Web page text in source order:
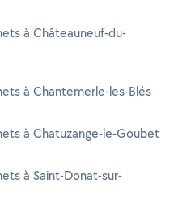
à Châteauneuf-du-
à Chantemerle-les-Blés
à Chatuzange-le-Goubet
à Saint-Donat-sur-